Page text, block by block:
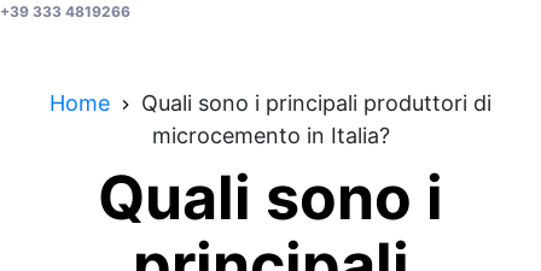
+39 333 4819266
Home
Quali sono i principali produttori di
microcemento in Italia?
Quali sono i